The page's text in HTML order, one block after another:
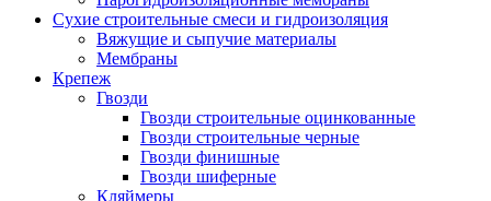
Сухие строительные смеси и гидроизоляция
Вяжущие и сыпучие материалы
Мембраны
Крепеж
Гвозди
Гвозди строительные оцинкованные
Гвозди строительные черные
Гвозди финишные
Гвозди шиферные
Кляймеры